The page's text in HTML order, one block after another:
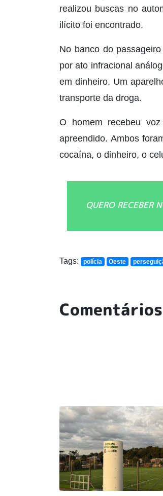
realizou buscas no
ilícito foi encontrado.
No banco do
por ato infracional
em dinheiro. Um
transporte da droga.
O homem recebeu
apreendido. Ambos
cocaína, o dinheiro, o
QUERO RECEBER
Tags: polícia Oeste
Comentários